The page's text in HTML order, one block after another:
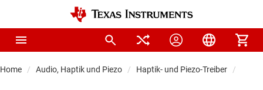
Home Audio, Haptik und Piezo Haptik- und Piezo-Treiber